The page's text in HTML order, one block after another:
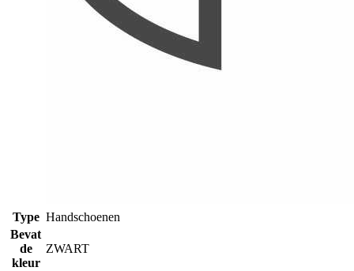
Type Handschoenen
Bevat
de
kleur
ZWART